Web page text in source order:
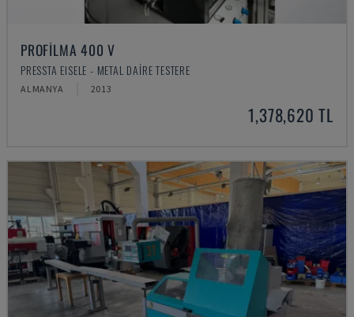
PROFILMA 400 V
PRESSTA EISELE - METAL DAIRE TESTERE
ALMANYA 2013
1,378,620 TL